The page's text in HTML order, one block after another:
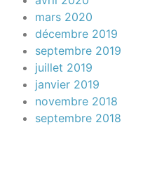
mars 2020
décembre 2019
septembre 2019
juillet 2019
janvier 2019
novembre 2018
septembre 2018